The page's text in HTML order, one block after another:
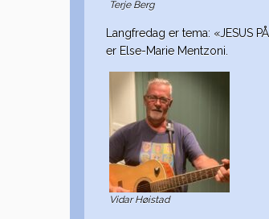
Terje Berg
Langfredag er tema: «JESUS
er Else-Marie Mentzoni.
Vidar Høistad